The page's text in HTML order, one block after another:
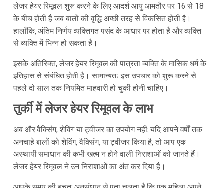
लेजर हेयर रिमूवल शुरू करने के लिए आदर्श आयु आमतौर पर 16 से 18
के बीच होती है जब बालों की वृद्धि अच्छी तरह से विकसित होती है।
हालाँकि, अंतिम निर्णय व्यक्तिगत पसंद के आधार पर होता है और व्यक्ति
से व्यक्ति में भिन्न हो सकता है।
इसके अतिरिक्त, लेजर हेयर रिमूवल की पात्रता व्यक्ति के मासिक धर्म के
इतिहास से संबंधित होती है। सामान्यतः इस उपचार को शुरू करने से
पहले दो साल तक नियमित माहवारी हो चुकी होनी चाहिए।
तुर्की में लेजर हेयर रिमूवल के लाभ
अब और वैक्सिंग, शेविंग या ट्वीजर का उपयोग नहीं: यदि आपने वर्षों तक
अनचाहे बालों को शेविंग, वैक्सिंग, या ट्वीजर किया है, तो आप एक
अस्थायी समाधान की कभी खत्म न होने वाली निराशाओं को जानते हैं।
लेजर हेयर रिमूवल ने उन निराशाओं का अंत कर दिया है।